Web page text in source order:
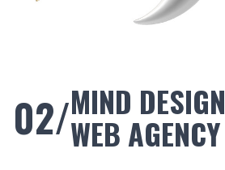
02/MIND DESIGN
WEB AGENCY